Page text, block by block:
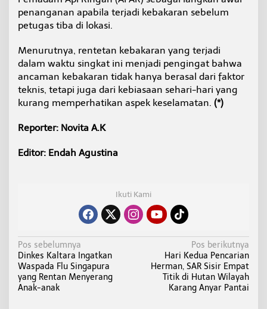
penanganan apabila terjadi kebakaran sebelum
petugas tiba di lokasi.
Menurutnya, rentetan kebakaran yang terjadi
dalam waktu singkat ini menjadi pengingat bahwa
ancaman kebakaran tidak hanya berasal dari faktor
teknis, tetapi juga dari kebiasaan sehari-hari yang
kurang memperhatikan aspek keselamatan. (*)
Reporter: Novita A.K
Editor: Endah Agustina
Ikuti Kami
N
a
v
i
Pos sebelumnya
Dinkes Kaltara Ingatkan
Waspada Flu Singapura
yang Rentan Menyerang
Anak-anak
Pos berikutnya
Hari Kedua Pencarian
Herman, SAR Sisir Empat
Titik di Hutan Wilayah
Karang Anyar Pantai